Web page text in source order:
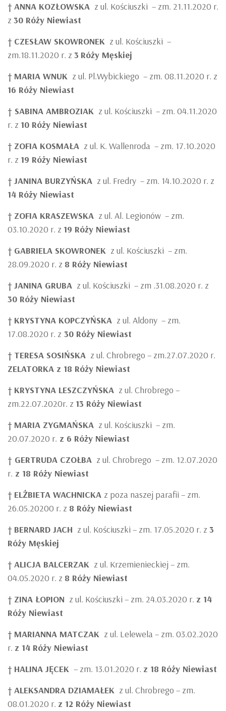
† ANNA KOZŁOWSKA z ul. Kościuszki – zm. 21.11.2020 r.
z 30 Róży Niewiast
† CZESŁAW SKOWRONEK z ul. Kościuszki –
zm.18.11.2020 r. z 3 Róży Męskiej
† MARIA WNUK z ul. Pl.Wybickiego – zm. 08.11.2020 r. z
16 Róży Niewiast
† SABINA AMBROZIAK z ul. Kościuszki – zm. 04.11.2020
r. z 10 Róży Niewiast
† ZOFIA KOSMAŁA z ul. K. Wallenroda – zm. 17.10.2020
r. z 19 Róży Niewiast
† JANINA BURZYŃSKA z ul. Fredry – zm. 14.10.2020 r. z
14 Róży Niewiast
† ZOFIA KRASZEWSKA z ul. Al. Legionów – zm.
03.10.2020 r. z 19 Róży Niewiast
† GABRIELA SKOWRONEK z ul. Kościuszki – zm.
28.09.2020 r. z 8 Róży Niewiast
† JANINA GRUBA z ul. Kościuszki – zm .31.08.2020 r. z
30 Róży Niewiast
† KRYSTYNA KOPCZYŃSKA z ul. Aldony – zm.
17.08.2020 r. z 30 Róży Niewiast
† TERESA SOSIŃSKA z ul. Chrobrego – zm.27.07.2020 r.
ZELATORKA z 18 Róży Niewiast
† KRYSTYNA LESZCZYŃSKA z ul. Chrobrego –
zm.22.07.2020r. z 13 Róży Niewiast
† MARIA ZYGMAŃSKA z ul. Kościuszki – zm.
20.07.2020 r. z 6 Róży Niewiast
† GERTRUDA CZOŁBA z ul. Chrobrego – zm. 12.07.2020
r. z 18 Róży Niewiast
† ELŻBIETA WACHNICKA z poza naszej parafii – zm.
26.05.20200 r. z 8 Róży Niewiast
† BERNARD JACH z ul. Kościuszki – zm. 17.05.2020 r. z 3
Róży Męskiej
† ALICJA BALCERZAK z ul. Krzemienieckiej – zm.
04.05.2020 r. z 8 Róży Niewiast
† ZINA ŁOPION z ul. Kościuszki – zm. 24.03.2020 r. z 14
Róży Niewiast
† MARIANNA MATCZAK z ul. Lelewela – zm. 03.02.2020
r. z 14 Róży Niewiast
† HALINA JĘCEK – zm. 13.01.2020 r. z 18 Róży Niewiast
† ALEKSANDRA DZIAMAŁEK z ul. Chrobrego – zm.
08.01.2020 r. z 12 Róży Niewiast